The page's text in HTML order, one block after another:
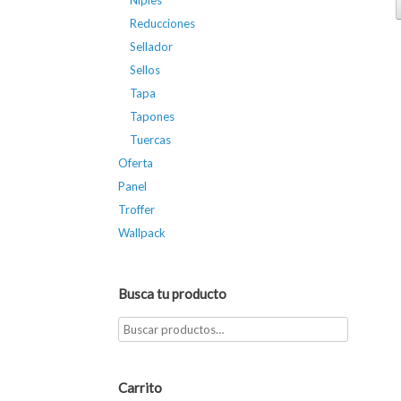
Reducciones
Sellador
Sellos
Tapa
Tapones
Tuercas
Oferta
Panel
Troffer
Wallpack
Busca tu producto
Carrito